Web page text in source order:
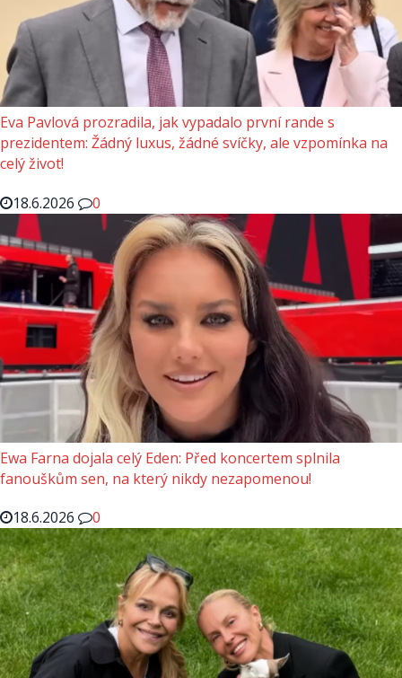
Eva Pavlová prozradila, jak vypadalo první rande s
prezidentem: Žádný luxus, žádné svíčky, ale vzpomínka na
celý život!
18.6.2026
0
Ewa Farna dojala celý Eden: Před koncertem splnila
fanouškům sen, na který nikdy nezapomenou!
18.6.2026
0